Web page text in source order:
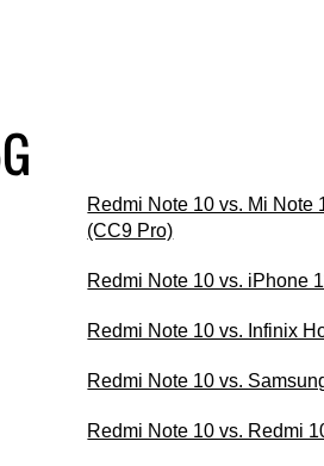
Redmi Note 10 vs. Mi Note
(CC9 Pro)
Redmi Note 10 vs. iPhone
Redmi Note 10 vs. Infinix
Redmi Note 10 vs.
Redmi Note 10 vs. Redmi